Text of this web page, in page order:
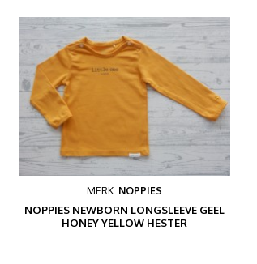
MERK: NOPPIES
NOPPIES NEWBORN LONGSLEEVE GEEL
HONEY YELLOW HESTER